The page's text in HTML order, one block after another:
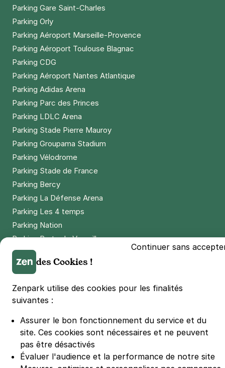
Parking Gare Saint-Charles
Parking Orly
Parking Aéroport Marseille-Provence
Parking Aéroport Toulouse Blagnac
Parking CDG
Parking Aéroport Nantes Atlantique
Parking Adidas Arena
Parking Parc des Princes
Parking LDLC Arena
Parking Stade Pierre Mauroy
Parking Groupama Stadium
Parking Vélodrome
Parking Stade de France
Parking Bercy
Parking La Défense Arena
Parking Les 4 temps
Parking Nation
Parking Porte de Versailles
Parking Lille Grand Palais
Parking Euralille
consommation de 20%
#SeDéplacerMoinsPolluer
© Zenpark 2012 - 2026 - Tous droits réservés - Fabriqué avec soin à
Rennes et Paris
Continuer sans
des Cookies !
Zenpark utilise des cookies pour les finalités
suivantes :
Assurer le bon fonctionnement du service et du
site. Ces cookies sont nécessaires et ne peuvent
pas être désactivés
Évaluer l'audience et la performance de notre site